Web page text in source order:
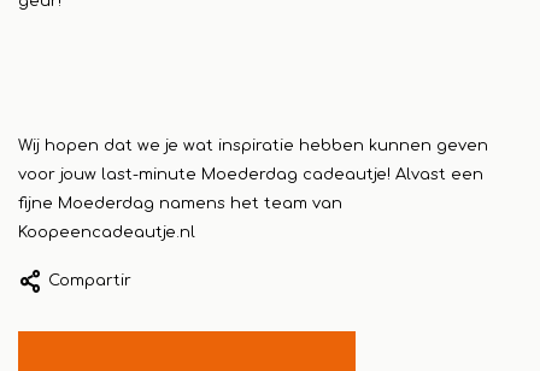
Wij hopen dat we je wat inspiratie hebben kunnen geven
voor jouw last-minute Moederdag cadeautje! Alvast een
fijne Moederdag namens het team van
Koopeencadeautje.nl
Compartir